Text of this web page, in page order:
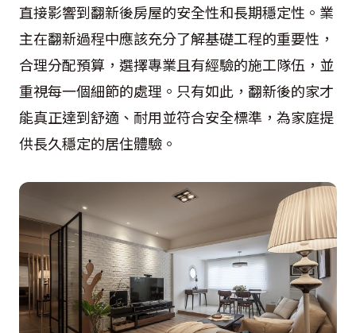
直接影響到翻新後房屋的安全性和長期穩定性。業
主在翻新過程中應該充分了解基礎工程的重要性，
合理分配預算，選擇專業且有經驗的施工隊伍，並
重視每一個細節的處理。只有如此，翻新後的家才
能真正達到舒適、耐用並符合安全標準，為家庭提
供長久穩定的居住體驗。